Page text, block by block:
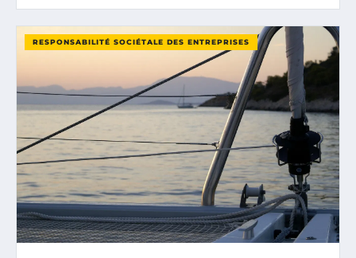
RESPONSABILITÉ SOCIÉTALE DES ENTREPRISES